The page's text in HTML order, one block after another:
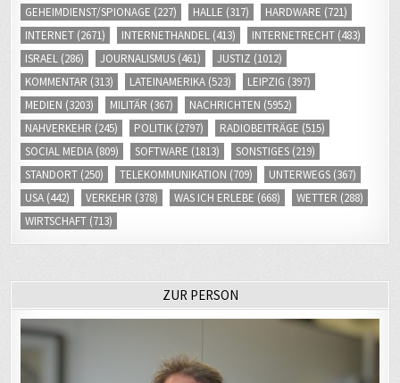
GEHEIMDIENST/SPIONAGE (227) HALLE (317) HARDWARE (721)
INTERNET (2671) INTERNETHANDEL (413) INTERNETRECHT (483)
ISRAEL (286) JOURNALISMUS (461) JUSTIZ (1012)
KOMMENTAR (313) LATEINAMERIKA (523) LEIPZIG (397)
MEDIEN (3203) MILITÄR (367) NACHRICHTEN (5952)
NAHVERKEHR (245) POLITIK (2797) RADIOBEITRÄGE (515)
SOCIAL MEDIA (809) SOFTWARE (1813) SONSTIGES (219)
STANDORT (250) TELEKOMMUNIKATION (709) UNTERWEGS (367)
USA (442) VERKEHR (378) WAS ICH ERLEBE (668) WETTER (288)
WIRTSCHAFT (713)
ZUR PERSON